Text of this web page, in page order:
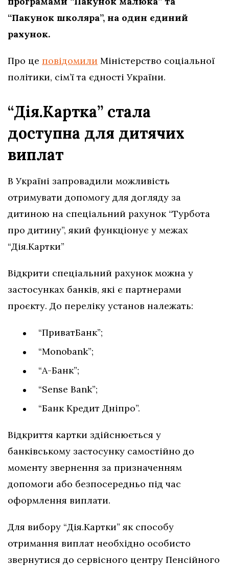
“Пакунок школяра”, на один єдиний
рахунок.
Про це повідомили Міністерство соціальної
політики, сім’ї та єдності України.
“Дія.Картка” стала
доступна для дитячих
виплат
В Україні запровадили можливість
отримувати допомогу для догляду за
дитиною на спеціальний рахунок “Турбота
про дитину”, який функціонує у межах
“Дія.Картки”
Відкрити спеціальний рахунок можна у
застосунках банків, які є партнерами
проєкту. До переліку установ належать:
“ПриватБанк”;
“Monobank”;
“А-Банк”;
“Sense Bank”;
“Банк Кредит Дніпро”.
Відкриття картки здійснюється у
банківському застосунку самостійно до
моменту звернення за призначенням
допомоги або безпосередньо під час
оформлення виплати.
Для вибору “Дія.Картки” як способу
отримання виплат необхідно особисто
звернутися до сервісного центру Пенсійного